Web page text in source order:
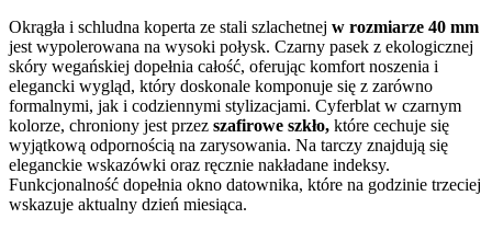
Okrągła i schludna koperta ze stali szlachetnej w rozmiarze 40 mm
jest wypolerowana na wysoki połysk. Czarny pasek z ekologicznej
skóry wegańskiej dopełnia całość, oferując komfort noszenia i
elegancki wygląd, który doskonale komponuje się z zarówno
formalnymi, jak i codziennymi stylizacjami. Cyferblat w czarnym
kolorze, chroniony jest przez szafirowe szkło, które cechuje się
wyjątkową odpornością na zarysowania. Na tarczy znajdują się
eleganckie wskazówki oraz ręcznie nakładane indeksy.
Funkcjonalność dopełnia okno datownika, które na godzinie trzeciej
wskazuje aktualny dzień miesiąca.